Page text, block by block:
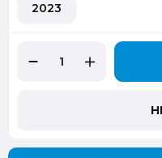
2023